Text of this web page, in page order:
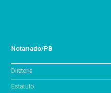
Notariado/PB
Diretoria
Estatuto